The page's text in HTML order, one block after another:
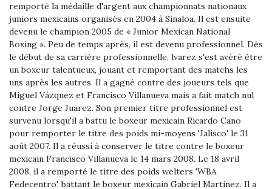
remporté la médaille d'argent aux championnats nationaux
juniors mexicains organisés en 2004 à Sinaloa. Il est ensuite
devenu le champion 2005 de « Junior Mexican National
Boxing ». Peu de temps après, il est devenu professionnel. Dès
le début de sa carrière professionnelle, lvarez s'est avéré être
un boxeur talentueux, jouant et remportant des matchs les
uns après les autres. Il a gagné contre des joueurs tels que
Miguel Vázquez et Francisco Villanueva mais a fait match nul
contre Jorge Juarez. Son premier titre professionnel est
survenu lorsqu'il a battu le boxeur mexicain Ricardo Cano
pour remporter le titre des poids mi-moyens 'Jalisco' le 31
août 2007. Il a réussi à conserver le titre contre le boxeur
mexicain Francisco Villanueva le 14 mars 2008. Le 18 avril
2008, il a remporté le titre des poids welters 'WBA
Fedecentro', battant le boxeur mexicain Gabriel Martinez. Il a